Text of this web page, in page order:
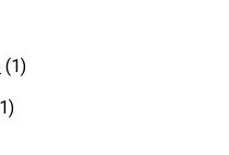
(1)